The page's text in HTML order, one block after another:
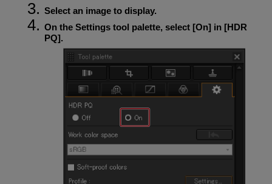
Select an image to display.
On the Settings tool palette, select [On] in [HDR
PQ].